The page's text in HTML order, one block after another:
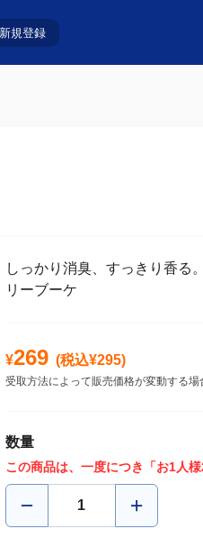
新規登録
しっかり消臭、すっきり香る
リーブーケ
¥269 (税込¥295)
受取方法によって販売価格が変動する場
数量
この商品は、一度につき「お1人様